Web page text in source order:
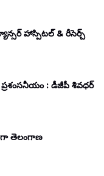
హాస్పిటల్ & రీసెర్చ్
: డీజీపీ శివధర్
తెలంగాణ